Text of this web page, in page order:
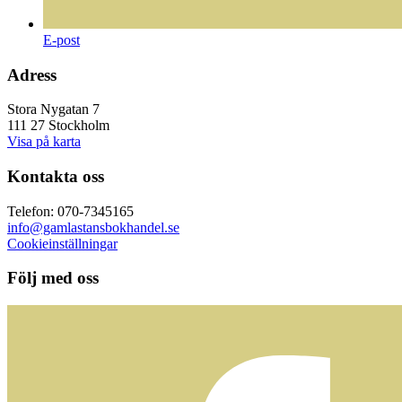
E-post
Adress
Stora Nygatan 7
111 27 Stockholm
Visa på karta
Kontakta oss
Telefon: 070-7345165
info@gamlastansbokhandel.se
Cookieinställningar
Följ med oss